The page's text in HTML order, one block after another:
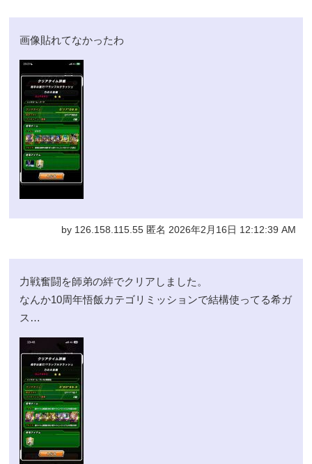
画像貼れてなかったわ
by 126.158.115.55 匿名 2026年2月16日 12:12:39 AM
力戦奮闘を師弟の絆でクリアしました。
なんか10周年悟飯カテゴリミッションで結構使ってる希ガ
ス…